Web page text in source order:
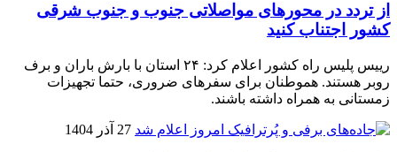
از تردد در محورهای مواصلاتی جنوب و جنوب شرقی
کشور اجتناب کنید
رییس پلیس راه کشور اعلام کرد: ۲۴ استان با بارش باران و برف
روبر هستند. هموطنان برای سفرهای ضروری، حتما تجهیزات
زمستانی به همراه داشته باشند.
27 آذر 1404